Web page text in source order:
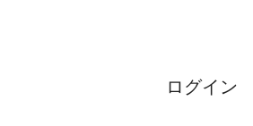
ログイン